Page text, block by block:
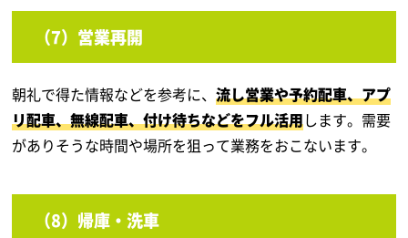
（7）営業再開
朝礼で得た情報などを参考に、流し営業や予約配車、アプ
リ配車、無線配車、付け待ちなどをフル活用します。需要
がありそうな時間や場所を狙って業務をおこないます。
（8）帰庫・洗車